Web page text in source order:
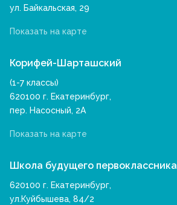
ул. Байкальская, 29
Показать на карте
Корифей-Шарташский
(1-7 классы)
620100 г. Екатеринбург,
пер. Насосный, 2А
Показать на карте
Школа будущего первоклассника
620100 г. Екатеринбург,
ул.Куйбышева, 84/2